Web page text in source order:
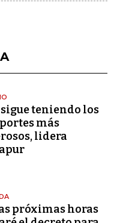
teniendo los
más
lidera
próximas horas